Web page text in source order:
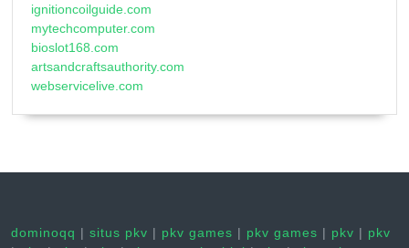
ignitioncoilguide.com
mytechcomputer.com
bioslot168.com
artsandcraftsauthority.com
webservicelive.com
dominoqq | situs pkv | pkv games | pkv games | pkv | pkv